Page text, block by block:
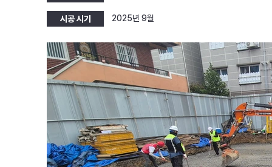
시공 시기 2025년 9월